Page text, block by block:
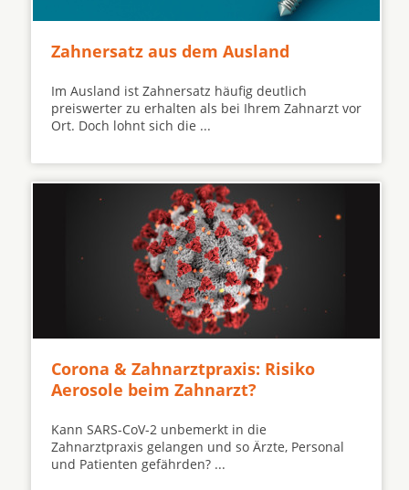
Zahnersatz aus dem Ausland
Im Ausland ist Zahnersatz häufig deutlich
preiswerter zu erhalten als bei Ihrem Zahnarzt vor
Ort. Doch lohnt sich die ...
Corona & Zahnarztpraxis: Risiko
Aerosole beim Zahnarzt?
Kann SARS-CoV-2 unbemerkt in die
Zahnarztpraxis gelangen und so Ärzte, Personal
und Patienten gefährden? ...